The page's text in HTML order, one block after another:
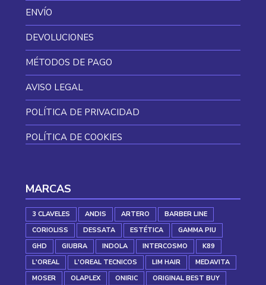
ENVÍO
DEVOLUCIONES
MÉTODOS DE PAGO
AVISO LEGAL
POLÍTICA DE PRIVACIDAD
POLÍTICA DE COOKIES
MARCAS
3 CLAVELES ANDIS ARTERO
BARBER LINE
CORIOLISS
DESSATA ESTÉTICA
GAMMA PIU
GHD
GIUBRA INDOLA INTERCOSMO
K89
L'OREAL
L'OREAL TECNICOS LIM HAIR
MEDAVITA
MOSER
OLAPLEX ONIRIC
ORIGINAL BEST BUY